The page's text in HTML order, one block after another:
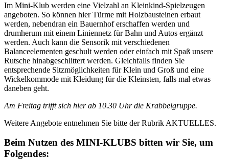
Im Mini-Klub werden eine Vielzahl an Kleinkind-Spielzeugen
angeboten. So können hier Türme mit Holzbausteinen erbaut
werden, nebendran ein Bauernhof erschaffen werden und
drumherum mit einem Liniennetz für Bahn und Autos ergänzt
werden. Auch kann die Sensorik mit verschiedenen
Balanceelementen geschult werden oder einfach mit Spaß unsere
Rutsche hinabgeschlittert werden. Gleichfalls finden Sie
entsprechende Sitzmöglichkeiten für Klein und Groß und eine
Wickelkommode mit Kleidung für die Kleinsten, falls mal etwas
daneben geht.
Am Freitag trifft sich hier ab 10.30 Uhr die Krabbelgruppe.
Weitere Angebote entnehmen Sie bitte der Rubrik AKTUELLES.
Beim Nutzen des MINI-KLUBS bitten wir Sie, um
Folgendes: